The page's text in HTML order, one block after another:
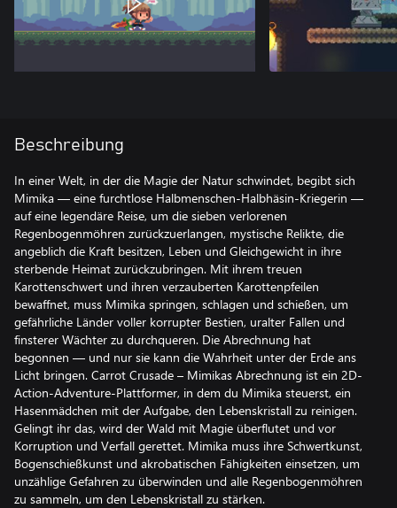
Beschreibung
In einer Welt, in der die Magie der Natur schwindet, begibt sich
Mimika — eine furchtlose Halbmenschen-Halbhäsin-Kriegerin —
auf eine legendäre Reise, um die sieben verlorenen
Regenbogenmöhren zurückzuerlangen, mystische Relikte, die
angeblich die Kraft besitzen, Leben und Gleichgewicht in ihre
sterbende Heimat zurückzubringen. Mit ihrem treuen
Karottenschwert und ihren verzauberten Karottenpfeilen
bewaffnet, muss Mimika springen, schlagen und schießen, um
gefährliche Länder voller korrupter Bestien, uralter Fallen und
finsterer Wächter zu durchqueren. Die Abrechnung hat
begonnen — und nur sie kann die Wahrheit unter der Erde ans
Licht bringen. Carrot Crusade – Mimikas Abrechnung ist ein 2D-
Action-Adventure-Plattformer, in dem du Mimika steuerst, ein
Hasenmädchen mit der Aufgabe, den Lebenskristall zu reinigen.
Gelingt ihr das, wird der Wald mit Magie überflutet und vor
Korruption und Verfall gerettet. Mimika muss ihre Schwertkunst,
Bogenschießkunst und akrobatischen Fähigkeiten einsetzen, um
unzählige Gefahren zu überwinden und alle Regenbogenmöhren
zu sammeln, um den Lebenskristall zu stärken.